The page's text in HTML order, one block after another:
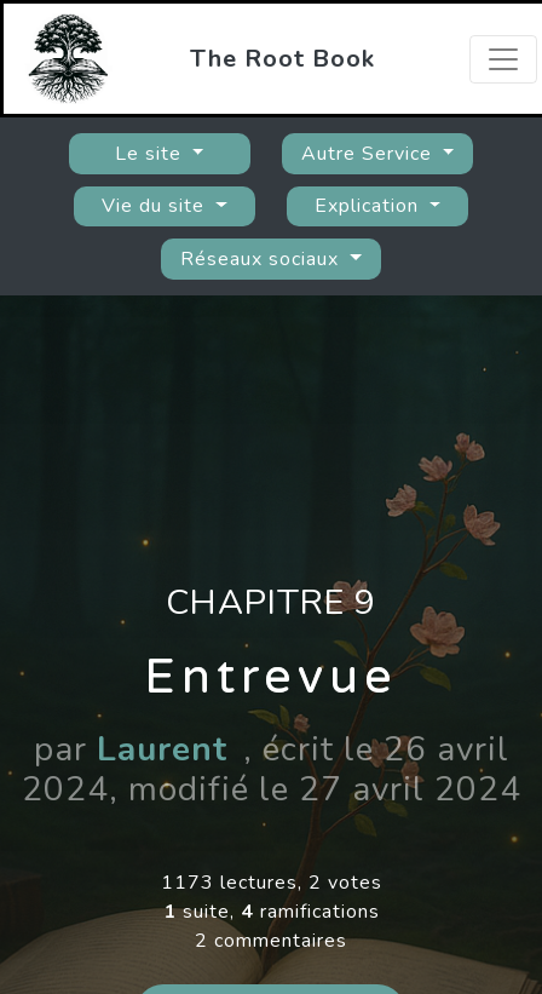
The Root Book
Le site
Autre Service
Vie du site
Explication
Réseaux sociaux
CHAPITRE 9
Entrevue
par Laurent , écrit le 26 avril
2024, modifié le 27 avril 2024
1173 lectures, 2 votes
1suite, 4 ramifications
2 commentaires